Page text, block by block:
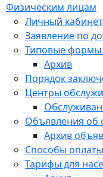
Физическим лицам
Личный кабинет
Заявление по
Типовые формы
Архив
Порядок
Центры
Объявления об
Архив
Способы
Тарифы для